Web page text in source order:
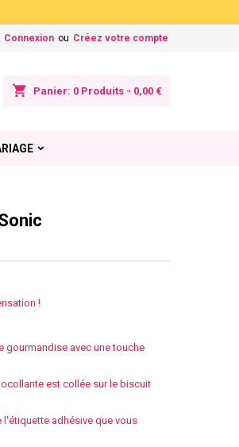
Connexion ou Créez votre compte
shopping_cart Panier: 0 Produits - 0,00 €
!
gourmandise avec une touche
est collée sur le biscuit
l'étiquette adhésive que vous